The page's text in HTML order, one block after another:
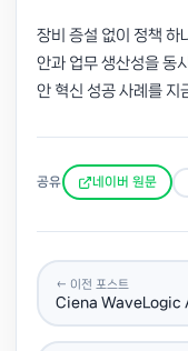
장비 증설 없이 정책 하
안과 업무 생산성을 동
안 혁신 성공 사례를 지
공유 네이버 원문
← 이전 포스트
Ciena WaveLogic